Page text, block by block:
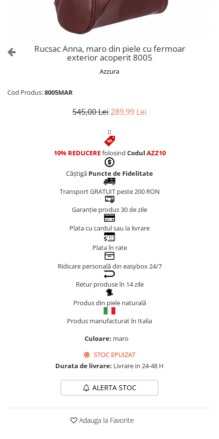
Genți Albe
Genți Bleumarin
Rucsac Anna, maro din piele cu fermoar
exterior acoperit 8005
Azzura
Cod Produs:8005MAR
545,00 Lei289,99 Lei
::
10% REDUCEREfolosind Codul AZZ10
Câștigă Puncte de Fidelitate
Transport GRATUIT peste 200 RON
Garanție produs 30 de zile
Plata cu cardul sau la livrare
Plata în rate
Ridicare personală din easybox 24/7
Retur produse în 14 zile
Produs din piele naturală
Produs manufacturat în Italia
Culoare: maro
STOC EPUIZAT
Durata de livrare: Livrare in 24-48 H
ALERTA STOC
Adauga la Favorite